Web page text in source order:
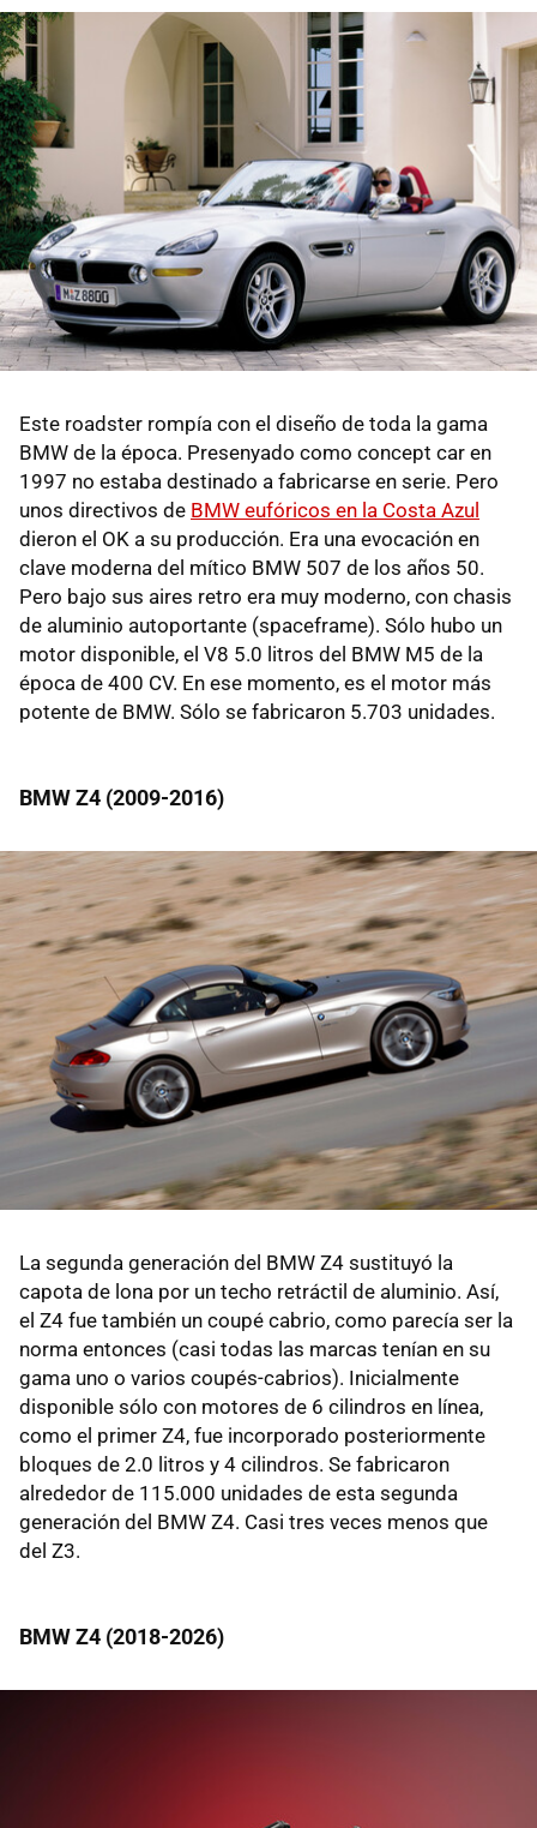
Este roadster rompía con el diseño de toda la gama
BMW de la época. Presenyado como concept car en
1997 no estaba destinado a fabricarse en serie. Pero
unos directivos de BMW eufóricos en la Costa Azul
dieron el OK a su producción. Era una evocación en
clave moderna del mítico BMW 507 de los años 50.
Pero bajo sus aires retro era muy moderno, con chasis
de aluminio autoportante (spaceframe). Sólo hubo un
motor disponible, el V8 5.0 litros del BMW M5 de la
época de 400 CV. En ese momento, es el motor más
potente de BMW. Sólo se fabricaron 5.703 unidades.
BMW Z4 (2009-2016)
La segunda generación del BMW Z4 sustituyó la
capota de lona por un techo retráctil de aluminio. Así,
el Z4 fue también un coupé cabrio, como parecía ser la
norma entonces (casi todas las marcas tenían en su
gama uno o varios coupés-cabrios). Inicialmente
disponible sólo con motores de 6 cilindros en línea,
como el primer Z4, fue incorporado posteriormente
bloques de 2.0 litros y 4 cilindros. Se fabricaron
alrededor de 115.000 unidades de esta segunda
generación del BMW Z4. Casi tres veces menos que
del Z3.
BMW Z4 (2018-2026)